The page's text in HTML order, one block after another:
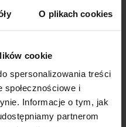
O plikach cookies
cookie
spersonalizowania treści
społecznościowe i
Informacje o tym, jak
partnerom
zapisz się do naszego